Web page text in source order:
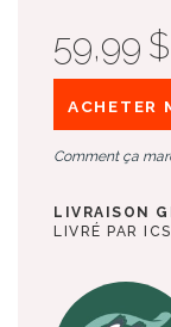
59,99 $
ACHETER
Comment ça
LIVRAISON
LIVRÉ PAR